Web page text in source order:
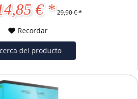
€ * 29,90 € *
Recordar
del producto